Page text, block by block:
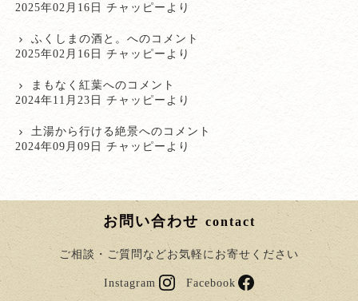
2025年02月16日 チャッピーより
ふくしまの酒と。 へのコメント
2025年02月16日 チャッピーより
まもなく紅葉へのコメント
2024年11月23日 チャッピーより
土湯から行ける絶景へのコメント
2024年09月09日 チャッピーより
お問い合わせ contact
ご相談・ご質問などお気軽にお寄せください
Instagram Facebook